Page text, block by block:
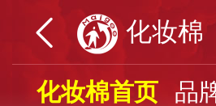
化妆棉
化妆棉首页 品